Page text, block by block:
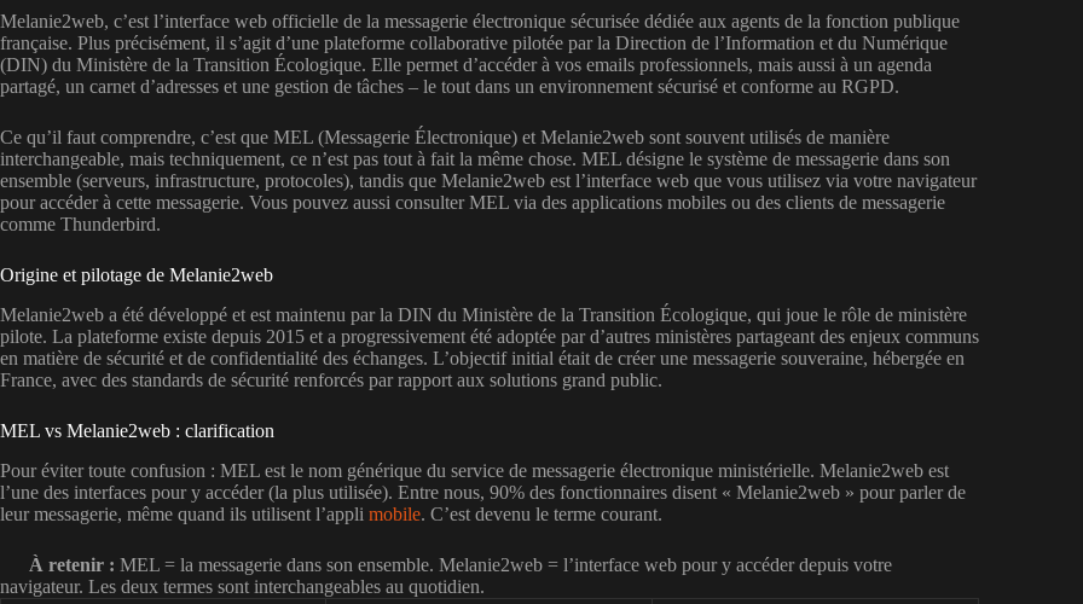
Melanie2web, c’est l’interface web officielle de la messagerie électronique sécurisée dédiée aux agents de la fonction publique
française. Plus précisément, il s’agit d’une plateforme collaborative pilotée par la Direction de l’Information et du Numérique
(DIN) du Ministère de la Transition Écologique. Elle permet d’accéder à vos emails professionnels, mais aussi à un agenda
partagé, un carnet d’adresses et une gestion de tâches – le tout dans un environnement sécurisé et conforme au RGPD.
Ce qu’il faut comprendre, c’est que MEL (Messagerie Électronique) et Melanie2web sont souvent utilisés de manière
interchangeable, mais techniquement, ce n’est pas tout à fait la même chose. MEL désigne le système de messagerie dans son
ensemble (serveurs, infrastructure, protocoles), tandis que Melanie2web est l’interface web que vous utilisez via votre navigateur
pour accéder à cette messagerie. Vous pouvez aussi consulter MEL via des applications mobiles ou des clients de messagerie
comme Thunderbird.
Origine et pilotage de Melanie2web
Melanie2web a été développé et est maintenu par la DIN du Ministère de la Transition Écologique, qui joue le rôle de ministère
pilote. La plateforme existe depuis 2015 et a progressivement été adoptée par d’autres ministères partageant des enjeux communs
en matière de sécurité et de confidentialité des échanges. L’objectif initial était de créer une messagerie souveraine, hébergée en
France, avec des standards de sécurité renforcés par rapport aux solutions grand public.
MEL vs Melanie2web : clarification
Pour éviter toute confusion : MEL est le nom générique du service de messagerie électronique ministérielle. Melanie2web est
l’une des interfaces pour y accéder (la plus utilisée). Entre nous, 90% des fonctionnaires disent « Melanie2web » pour parler de
leur messagerie, même quand ils utilisent l’appli mobile. C’est devenu le terme courant.
À retenir : MEL = la messagerie dans son ensemble. Melanie2web = l’interface web pour y accéder depuis votre
navigateur. Les deux termes sont interchangeables au quotidien.